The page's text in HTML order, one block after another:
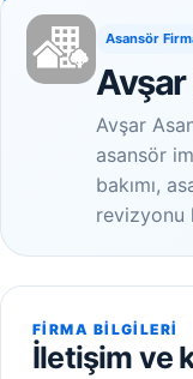
Asansör
Avşar
asansör
bakımı,
revizyonu
FIRMA BILGILERI
İletişim ve